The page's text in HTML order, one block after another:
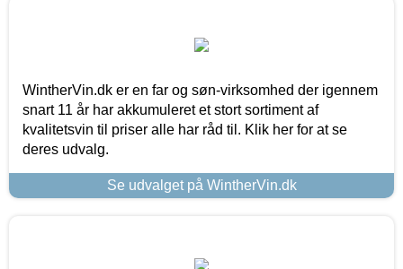
WintherVin.dk er en far og søn-virksomhed der igennem
snart 11 år har akkumuleret et stort sortiment af
kvalitetsvin til priser alle har råd til. Klik her for at se
deres udvalg.
Se udvalget på WintherVin.dk